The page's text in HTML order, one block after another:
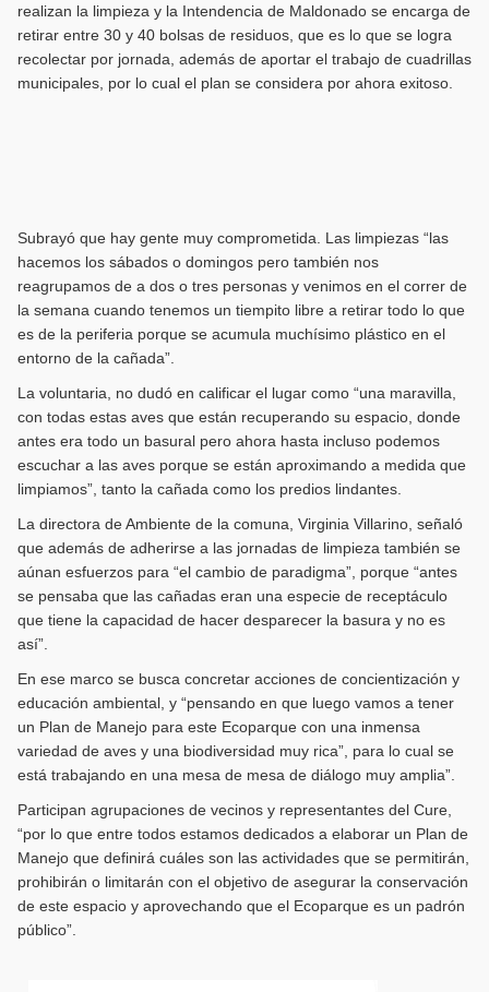
realizan la limpieza y la Intendencia de Maldonado se encarga de
retirar entre 30 y 40 bolsas de residuos, que es lo que se logra
recolectar por jornada, además de aportar el trabajo de cuadrillas
municipales, por lo cual el plan se considera por ahora exitoso.
Subrayó que hay gente muy comprometida. Las limpiezas “las
hacemos los sábados o domingos pero también nos
reagrupamos de a dos o tres personas y venimos en el correr de
la semana cuando tenemos un tiempito libre a retirar todo lo que
es de la periferia porque se acumula muchísimo plástico en el
entorno de la cañada”.
La voluntaria, no dudó en calificar el lugar como “una maravilla,
con todas estas aves que están recuperando su espacio, donde
antes era todo un basural pero ahora hasta incluso podemos
escuchar a las aves porque se están aproximando a medida que
limpiamos”, tanto la cañada como los predios lindantes.
La directora de Ambiente de la comuna, Virginia Villarino, señaló
que además de adherirse a las jornadas de limpieza también se
aúnan esfuerzos para “el cambio de paradigma”, porque “antes
se pensaba que las cañadas eran una especie de receptáculo
que tiene la capacidad de hacer desparecer la basura y no es
así”.
En ese marco se busca concretar acciones de concientización y
educación ambiental, y “pensando en que luego vamos a tener
un Plan de Manejo para este Ecoparque con una inmensa
variedad de aves y una biodiversidad muy rica”, para lo cual se
está trabajando en una mesa de mesa de diálogo muy amplia”.
Participan agrupaciones de vecinos y representantes del Cure,
“por lo que entre todos estamos dedicados a elaborar un Plan de
Manejo que definirá cuáles son las actividades que se permitirán,
prohibirán o limitarán con el objetivo de asegurar la conservación
de este espacio y aprovechando que el Ecoparque es un padrón
público”.